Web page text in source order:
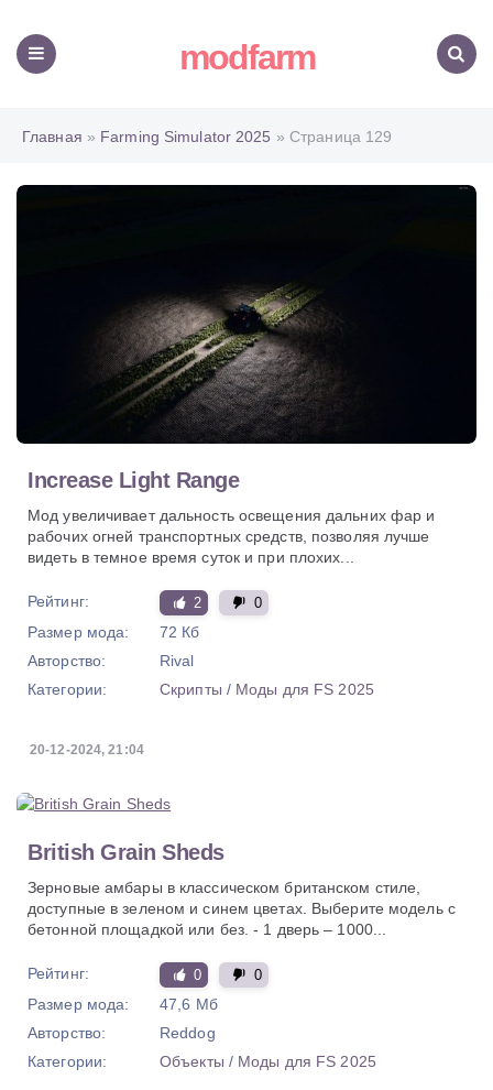
modfarm
Главная » Farming Simulator 2025 » Страница 129
Increase Light Range
Мод увеличивает дальность освещения дальних фар и
рабочих огней транспортных средств, позволяя лучше
видеть в темное время суток и при плохих...
Рейтинг: 2 0
Размер мода:
72 Кб
Авторство:
Rival
Категории:
Скрипты / Моды для FS 2025
20-12-2024, 21:04
British Grain Sheds
Зерновые амбары в классическом британском стиле,
доступные в зеленом и синем цветах. Выберите модель с
бетонной площадкой или без. - 1 дверь – 1000...
Рейтинг: 0 0
Размер мода:
47,6 Мб
Авторство:
Reddog
Категории:
Объекты / Моды для FS 2025